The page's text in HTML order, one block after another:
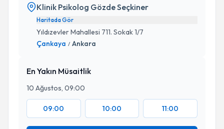
Klinik Psikolog Gözde Seçkiner
Haritada Gör
Yıldızevler Mahallesi 711. Sokak 1/7
Çankaya / Ankara
En Yakın Müsaitlik
10 Ağustos, 09:00
09:00 10:00 11:00